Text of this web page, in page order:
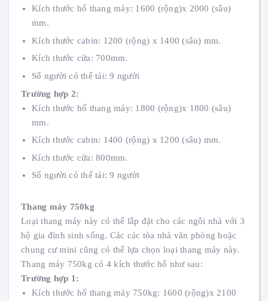
Kích thước hố thang máy: 1600 (rộng)x 2000 (sâu)
mm.
Kích thước cabin: 1200 (rộng) x 1400 (sâu) mm.
Kích thước cửa: 700mm.
Số người có thể tải: 9 người
Trường hợp 2:
Kích thước hố thang máy: 1800 (rộng)x 1800 (sâu)
mm.
Kích thước cabin: 1400 (rộng) x 1200 (sâu) mm.
Kích thước cửa: 800mm.
Số người có thể tải: 9 người
Thang máy 750kg
Loại thang máy này có thể lắp đặt cho các ngôi nhà với 3
hộ gia đình sinh sống. Các các tòa nhà văn phòng hoặc
chung cư mini cũng có thể lựa chọn loại thang máy này.
Thang máy 750kg có 4 kích thước hố như sau:
Trường hợp 1:
Kích thước hố thang máy 750kg: 1600 (rộng)x 2100